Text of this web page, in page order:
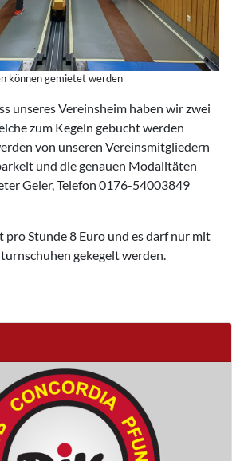
können gemietet werden
unseres Vereinsheim haben wir zwei
zum Kegeln gebucht werden
von unseren Vereinsmitgliedern
und die genauen Modalitäten
Geier, Telefon 0176-54003849
pro Stunde 8 Euro und es darf nur mit
gekegelt werden.